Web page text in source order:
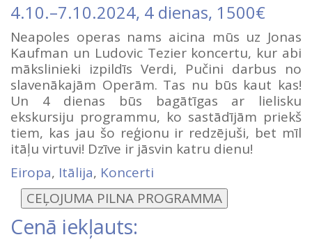
4.10.–7.10.2024, 4 dienas, 1500€
Neapoles operas nams aicina mūs uz Jonas
Kaufman un Ludovic Tezier koncertu, kur abi
mākslinieki izpildīs Verdi, Pučini darbus no
slavenākajām Operām. Tas nu būs kaut kas!
Un 4 dienas būs bagātīgas ar lielisku
ekskursiju programmu, ko sastādījām priekš
tiem, kas jau šo reģionu ir redzējuši, bet mīl
itāļu virtuvi! Dzīve ir jāsvin katru dienu!
Eiropa, Itālija, Koncerti
Cenā iekļauts: